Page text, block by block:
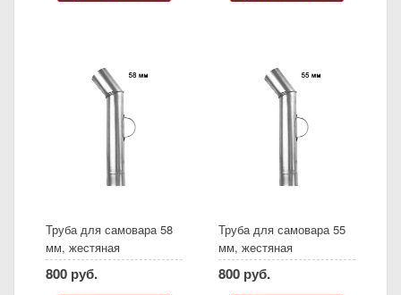
Труба для самовара 58
мм, жестяная
800 руб.
Труба для самовара 55
мм, жестяная
800 руб.